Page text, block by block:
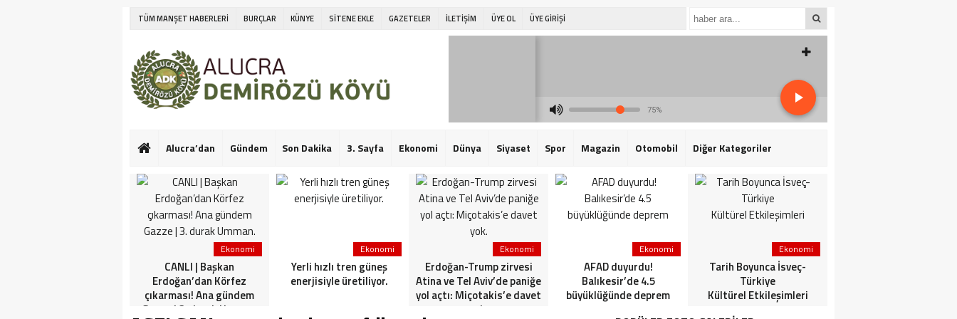
TÜM MANŞET HABERLERİ BURÇLAR KÜNYE SİTENE EKLE GAZETELER İLETİŞİM ÜYE OL ÜYE GİRİŞİ
75%
Alucra’dan Gündem Son Dakika 3. Sayfa Ekonomi Dünya Siyaset Spor Magazin Otomobil Diğer Kategoriler
Ekonomi
CANLI | Başkan
Erdoğan’dan Körfez
çıkarması! Ana gündem
Gazze | 3. durak Umman.
Ekonomi
Yerli hızlı tren güneş
enerjisiyle üretiliyor.
Ekonomi
Erdoğan-Trump zirvesi
Atina ve Tel Aviv’de paniğe
yol açtı: Miçotakis’e davet
yok.
Ekonomi
AFAD duyurdu!
Balıkesir’de 4.5
büyüklüğünde deprem
Ekonomi
Tarih Boyunca İsveç-
Türkiye
Kültürel Etkileşimleri